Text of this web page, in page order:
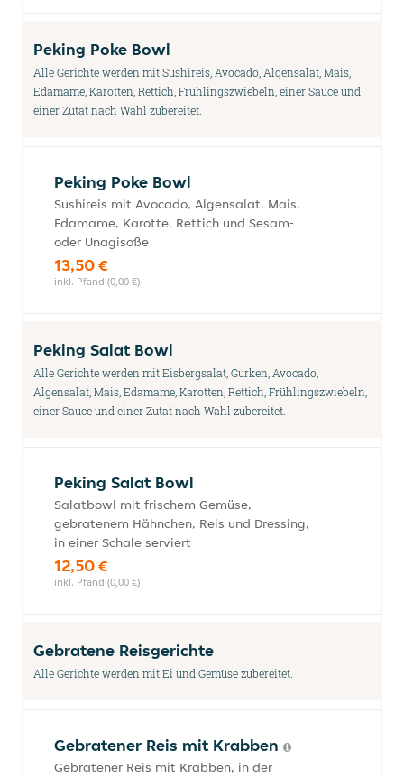
Peking Poke Bowl
Alle Gerichte werden mit Sushireis, Avocado, Algensalat, Mais,
Edamame, Karotten, Rettich, Frühlingszwiebeln, einer Sauce und
einer Zutat nach Wahl zubereitet.
Peking Poke Bowl
Sushireis mit Avocado, Algensalat, Mais,
Edamame, Karotte, Rettich und Sesam-
oder Unagisoße
13,50 €
inkl. Pfand (0,00 €)
Peking Salat Bowl
Alle Gerichte werden mit Eisbergsalat, Gurken, Avocado,
Algensalat, Mais, Edamame, Karotten, Rettich, Frühlingszwiebeln,
einer Sauce und einer Zutat nach Wahl zubereitet.
Peking Salat Bowl
Salatbowl mit frischem Gemüse,
gebratenem Hähnchen, Reis und Dressing,
in einer Schale serviert
12,50 €
inkl. Pfand (0,00 €)
Gebratene Reisgerichte
Alle Gerichte werden mit Ei und Gemüse zubereitet.
Gebratener Reis mit Krabben
Gebratener Reis mit Krabben, in der